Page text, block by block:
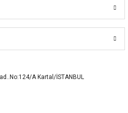
A Kartal/İSTANBUL